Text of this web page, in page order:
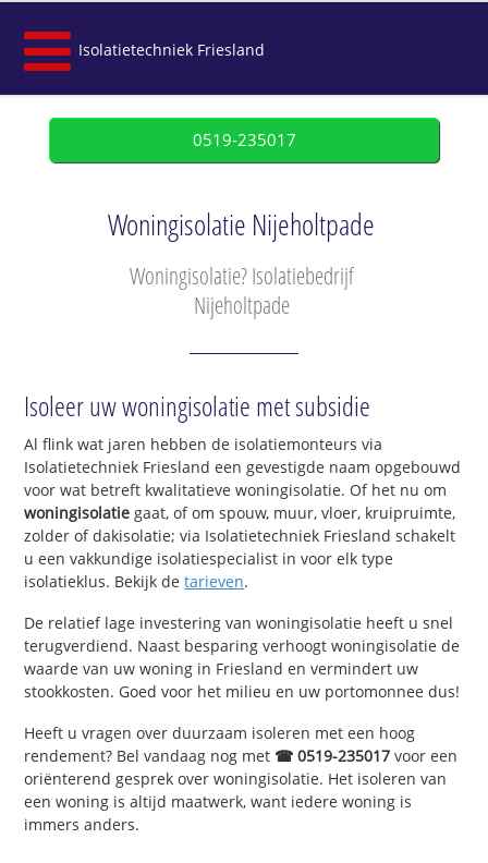
Isolatietechniek Friesland
0519-235017
Woningisolatie Nijeholtpade
Woningisolatie? Isolatiebedrijf
Nijeholtpade
Isoleer uw woningisolatie met subsidie
Al flink wat jaren hebben de isolatiemonteurs via
Isolatietechniek Friesland een gevestigde naam opgebouwd
voor wat betreft kwalitatieve woningisolatie. Of het nu om
woningisolatie gaat, of om spouw, muur, vloer, kruipruimte,
zolder of dakisolatie; via Isolatietechniek Friesland schakelt
u een vakkundige isolatiespecialist in voor elk type
isolatieklus. Bekijk detarieven.
De relatief lage investering van woningisolatie heeft u snel
terugverdiend. Naast besparing verhoogt woningisolatie de
waarde van uw woning in Friesland en vermindert uw
stookkosten. Goed voor het milieu en uw portomonnee dus!
Heeft u vragen over duurzaam isoleren met een hoog
rendement? Bel vandaag nog met ☎ 0519-235017 voor een
oriënterend gesprek over woningisolatie. Het isoleren van
een woning is altijd maatwerk, want iedere woning is
immers anders.